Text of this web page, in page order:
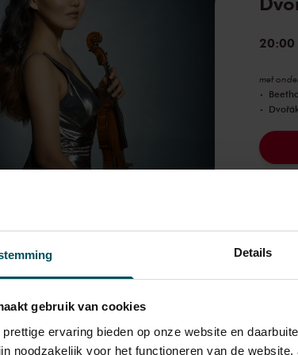
Details
gebruik van cookies
ervaring bieden op onze website en
noodzakelijk voor het functioneren van de
20:00
met
met